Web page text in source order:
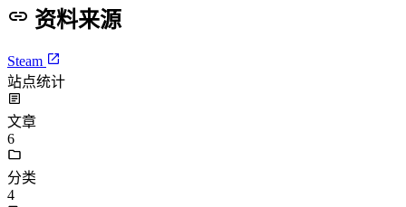
资料来源
Steam
站点统计
文章
6
分类
4